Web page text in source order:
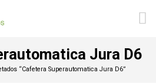
Jura D6
“Cafetera Superautomatica Jura D6”